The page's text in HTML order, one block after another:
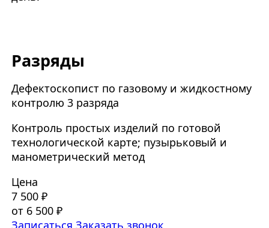
Разряды
Дефектоскопист по газовому и жидкостному
контролю 3 разряда
Контроль простых изделий по готовой
технологической карте; пузырьковый и
манометрический метод
Цена
7 500 ₽
от 6 500 ₽
Записаться Заказать звонок